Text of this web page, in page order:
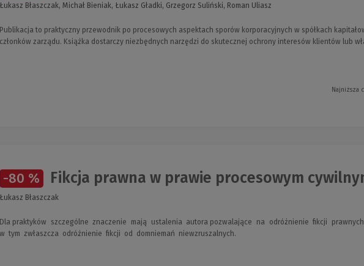
Łukasz Błaszczak, Michał Bieniak, Łukasz Gładki, Grzegorz Suliński, Roman Uliasz
Publikacja to praktyczny przewodnik po procesowych aspektach sporów korporacyjnych w spółkach
członków zarządu. Książka dostarczy niezbędnych narzędzi do skutecznej ochrony interesów klientów lub
Najniższa
-80 % Fikcja prawna w prawie procesowym
Łukasz Błaszczak
Dla praktyków szczególne znaczenie mają ustalenia autora pozwalające na odróżnienie fikcji
w tym zwłaszcza odróżnienie fikcji od domniemań niewzruszalnych.